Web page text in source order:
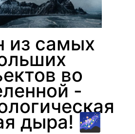
из самых
во
-
дыра! 🌌